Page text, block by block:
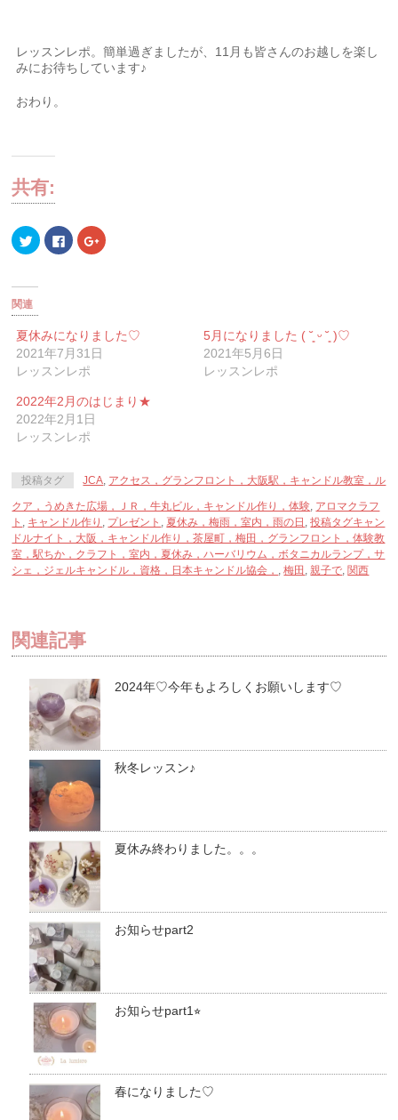
レッスンレポ。簡単過ぎましたが、11月も皆さんのお越しを楽し
みにお待ちしています♪
おわり。
共有:
ク
リ
て
で
有
(新
し
い
ウ
ン
ド
ウ
開
す)
Facebook
で
リ
ッ
ク
し
て
だ
さ
い
(新
し
ィ
ド
ウ
で
開
き
ま
す)
ク
リ
有
(新
し
ン
ド
関連
夏休みになりました♡
2021年7月31日
レッスンレポ
5月になりました ( ˘͈ ᵕ ˘͈ )♡
2021年5月6日
レッスンレポ
2022年2月のはじまり★
2022年2月1日
レッスンレポ
投稿タグ JCA, アクセス，グランフロント，大阪駅，キャンドル教室，ル
クア，うめきた広場，ＪＲ，牛丸ビル，キャンドル作り，体験, アロマクラフ
ト , キャンドル作り , プレゼント , 夏休み，梅雨，室内，雨の日 ,投稿タグキャン
ドルナイト，大阪，キャンドル作り，茶屋町，梅田，グランフロント，体験教
室，駅ちか，クラフト，室内，夏休み，ハーバリウム，ボタニカルランプ，サ
シェ，ジェルキャンドル，資格，日本キャンドル協会， ,梅田 ,親子で, 関西
関連記事
2024年♡今年もよろしくお願いします♡
秋冬レッスン♪
夏休み終わりました。。。
お知らせpart2
お知らせpart1⭐︎
春になりました♡